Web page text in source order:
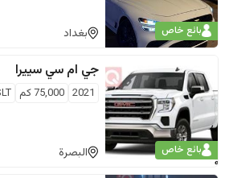
بائع خاص بغداد
بائع خاص
جي ام سي سييرا
2021
75,000كم
البصرة